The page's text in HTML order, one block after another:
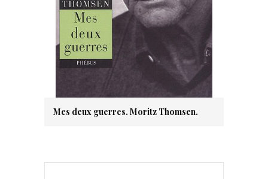
Mes deux guerres. Moritz Thomsen.